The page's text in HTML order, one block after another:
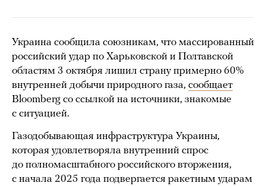
Украина сообщила союзникам, что массированный
российский удар по Харьковской и Полтавской
областям 3 октября лишил страну примерно 60%
внутренней добычи природного газа, сообщает
Bloomberg со ссылкой на источники, знакомые
с ситуацией.
Газодобывающая инфраструктура Украины,
которая удовлетворяла внутренний спрос
до полномасштабного российского вторжения,
с начала 2025 года подвергается ракетным ударам